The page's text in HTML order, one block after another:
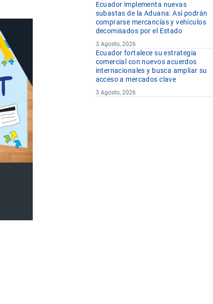
Ecuador implementa nuevas
subastas de la Aduana: Así podrán
comprarse mercancías y vehículos
decomisados por el Estado
3 Agosto, 2026
Ecuador fortalece su estrategia
comercial con nuevos acuerdos
internacionales y busca ampliar su
acceso a mercados clave
3 Agosto, 2026